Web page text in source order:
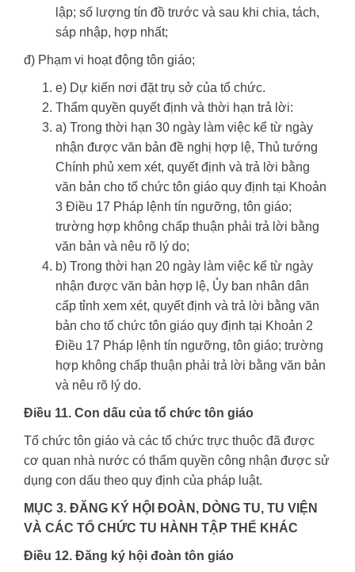
lập; số lượng tín đồ trước và sau khi chia, tách,
sáp nhập, hợp nhất;
đ) Phạm vi hoạt động tôn giáo;
e) Dự kiến nơi đặt trụ sở của tổ chức.
Thẩm quyền quyết định và thời hạn trả lời:
a) Trong thời hạn 30 ngày làm việc kể từ ngày
nhận được văn bản đề nghị hợp lệ, Thủ tướng
Chính phủ xem xét, quyết định và trả lời bằng
văn bản cho tổ chức tôn giáo quy định tại Khoản
3 Điều 17 Pháp lệnh tín ngưỡng, tôn giáo;
trường hợp không chấp thuận phải trả lời bằng
văn bản và nêu rõ lý do;
b) Trong thời hạn 20 ngày làm việc kể từ ngày
nhận được văn bản hợp lệ, Ủy ban nhân dân
cấp tỉnh xem xét, quyết định và trả lời bằng văn
bản cho tổ chức tôn giáo quy định tại Khoản 2
Điều 17 Pháp lệnh tín ngưỡng, tôn giáo; trường
hợp không chấp thuận phải trả lời bằng văn bản
và nêu rõ lý do.
Điều 11. Con dấu của tổ chức tôn giáo
Tổ chức tôn giáo và các tổ chức trực thuộc đã được
cơ quan nhà nước có thẩm quyền công nhận được sử
dụng con dấu theo quy định của pháp luật.
MỤC 3. ĐĂNG KÝ HỘI ĐOÀN, DÒNG TU, TU VIỆN
VÀ CÁC TỔ CHỨC TU HÀNH TẬP THỂ KHÁC
Điều 12. Đăng ký hội đoàn tôn giáo